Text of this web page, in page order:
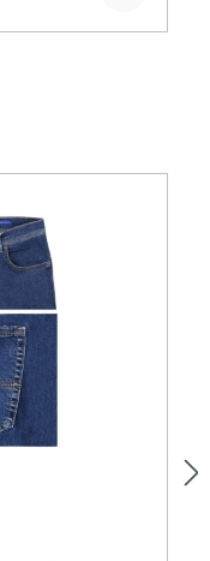
von 5 Sternen